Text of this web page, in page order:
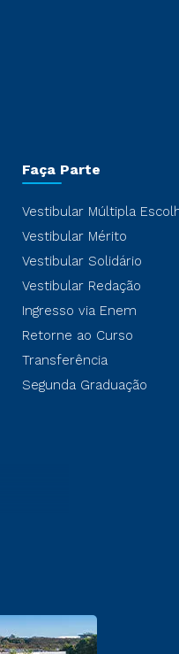
Faça Parte
Vestibular Múltipla
Vestibular Mérito
Vestibular Solidário
Vestibular Redação
Ingresso via Enem
Retorne ao Curso
Transferência
Segunda Graduação